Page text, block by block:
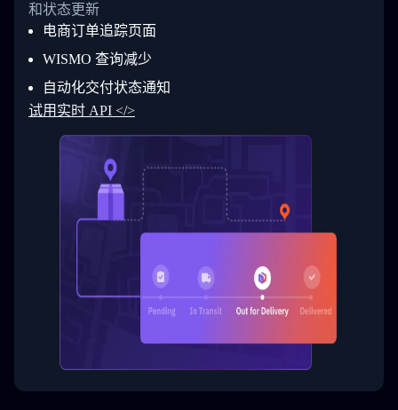
28
29
30
31
33
34
"Details": "BEIJING-
          }
        ]
      }
  }
}
和状态更新
电商订单追踪页面
WISMO 查询减少
自动化交付状态通知
试用实时 API </>